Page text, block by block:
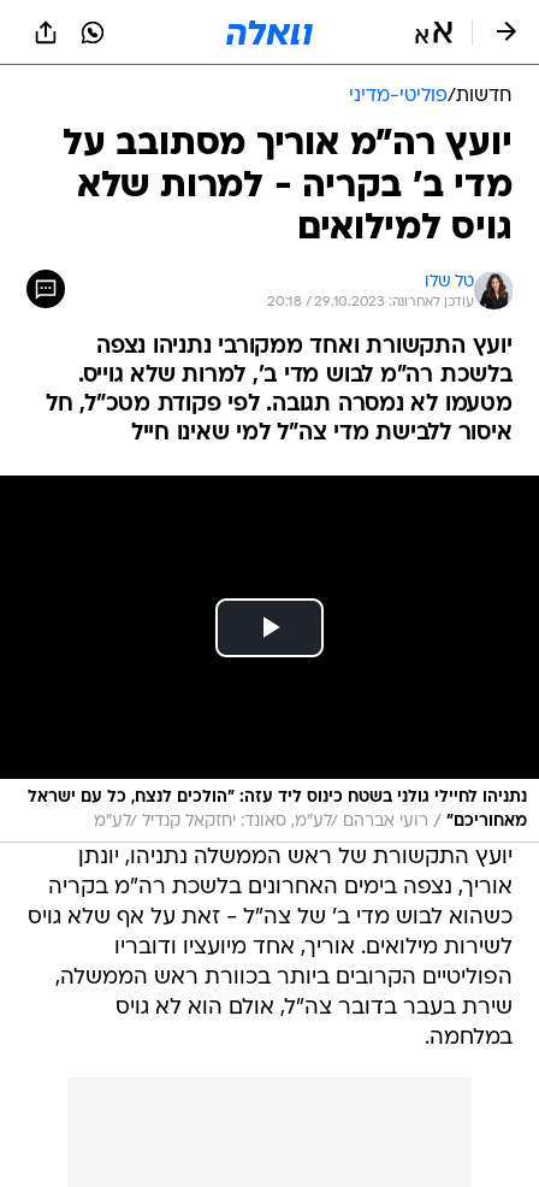
חדשות/פוליטי-מדיני
יועץ רה"מ אוריך מסתובב על
מדי ב' בקריה - למרות שלא
גויס למילואים
טל שלו
עודכן לאחרונה: 29.10.2023 / 20:18
יועץ התקשורת ואחד ממקורבי נתניהו נצפה
בלשכת רה"מ לבוש מדי ב', למרות שלא גוייס.
מטעמו לא נמסרה תגובה. לפי פקודת מטכ"ל, חל
איסור ללבישת מדי צה"ל למי שאינו חייל
נתניהו לחיילי גולני בשטח כינוס ליד עזה: "הולכים לנצח, כל עם ישראל
מאחוריכם" / רועי אברהם /לע"מ, סאונד: יחזקאל קנדיל /לע"מ
יועץ התקשורת של ראש הממשלה נתניהו, יונתן
אוריך, נצפה בימים האחרונים בלשכת רה"מ בקריה
כשהוא לבוש מדי ב' של צה"ל - זאת על אף שלא גויס
לשירות מילואים. אוריך, אחד מיועציו ודובריו
הפוליטיים הקרובים ביותר בכוורת ראש הממשלה,
שירת בעבר בדובר צה"ל, אולם הוא לא גויס
במלחמה.